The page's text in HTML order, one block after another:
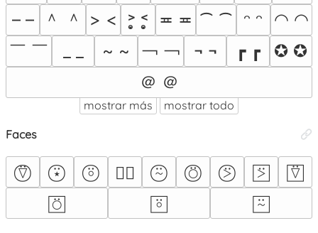
– –
＾ ＾ > < ˃̣̣̥ ˂̣̣̥ ≖ ≖ ⁀ ⁀ ᵔ ᵔ
◠ ◠
￣ ￣
~ ~ ￢ ￢ ¬ ¬ ┏ ┏
✪ ✪
＠ ＠
mostrar más mostrar todo
Faces
⍢⃝ ⍣⃝ ⍤⃝ ∵⃝ ⍨⃝ ⍥⃝ ⍩⃝ ⍩⃞
⍢⃞
⍥⃞
⍤⃞ ⍨⃞